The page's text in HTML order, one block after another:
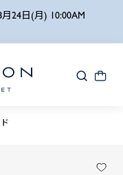
日(月) 10:00AM